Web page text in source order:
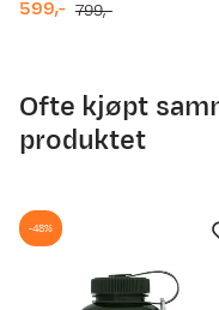
599,- 799,-
Ofte kjøpt
produktet
-48%